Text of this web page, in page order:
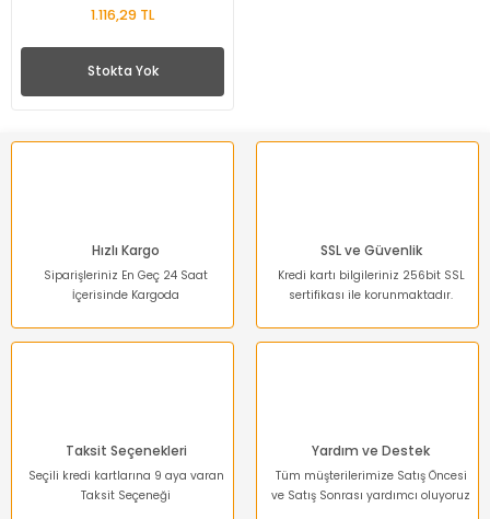
1.116,29 TL
Stokta Yok
Hızlı Kargo
Siparişleriniz En Geç 24 Saat
İçerisinde Kargoda
SSL ve Güvenlik
Kredi kartı bilgileriniz 256bit SSL
sertifikası ile korunmaktadır.
Taksit Seçenekleri
Seçili kredi kartlarına 9 aya varan
Taksit Seçeneği
Yardım ve Destek
Tüm müşterilerimize Satış Öncesi
ve Satış Sonrası yardımcı oluyoruz